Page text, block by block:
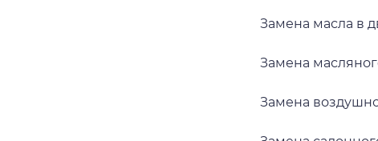
Замена масла в
Замена
Замена